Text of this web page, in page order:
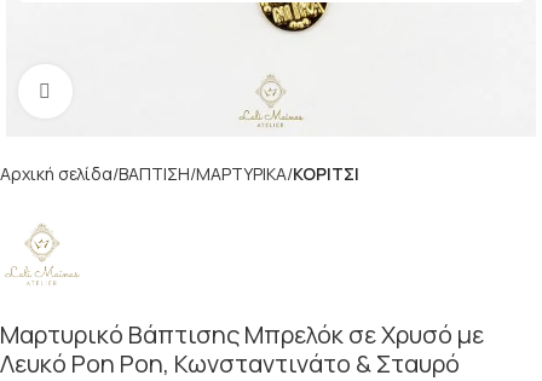
Αρχική σελίδα ΒΑΠΤΙΣΗ ΜΑΡΤΥΡΙΚΑ ΚΟΡΙΤΣΙ
Μαρτυρικό Βάπτισης Μπρελόκ σε Χρυσό με
Λευκό Pon Pon, Κωνσταντινάτο & Σταυρό